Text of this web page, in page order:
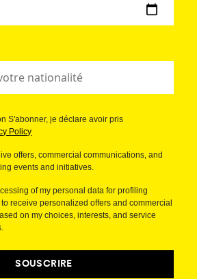
S'abonner, je déclare avoir pris
Policy
offers, commercial communications, and
events and initiatives.
of my personal data for profiling
receive personalized offers and commercial
on my choices, interests, and service
SOUSCRIRE